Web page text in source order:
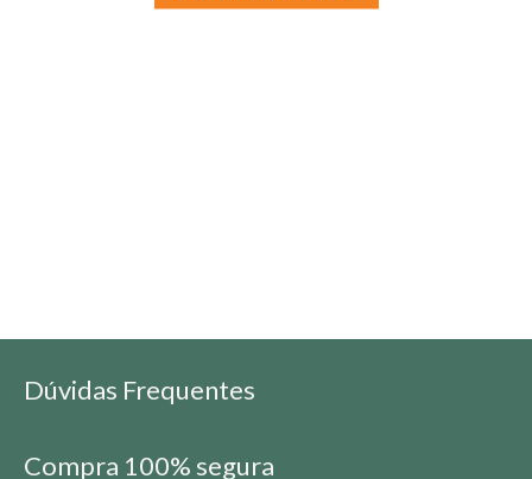
Dúvidas Frequentes
Compra 100% segura